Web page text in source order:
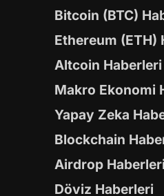
Bitcoin (BTC)
Ethereum (ETH)
Altcoin Haberleri
Makro Ekonomi
Yapay Zeka
Blockchain
Airdrop Haberleri
Döviz Haberleri